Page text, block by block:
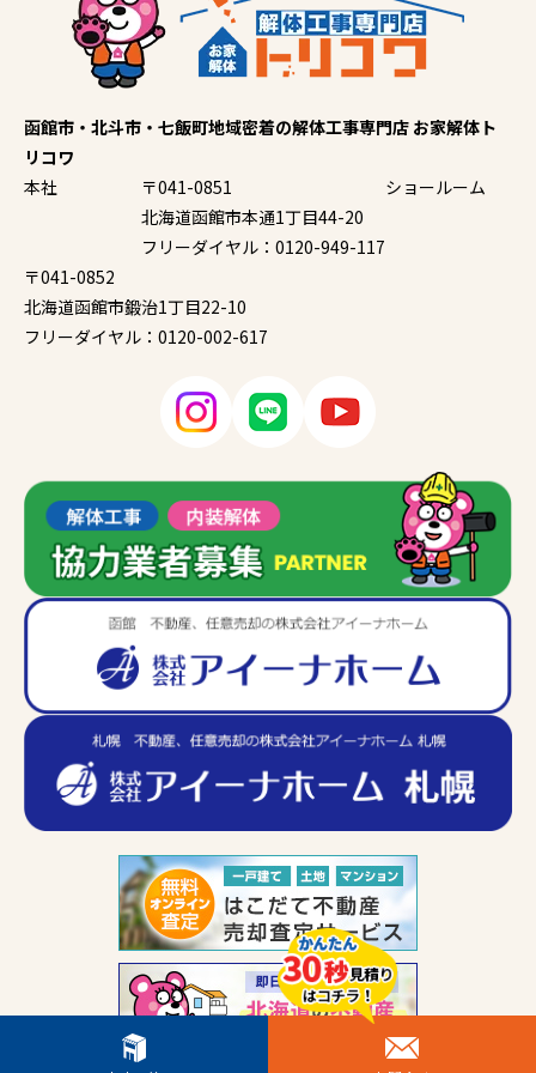
函館市・北斗市・七飯町地域密着の解体工事専門店 お家解体ト
リコワ
本社
〒041-0851
北海道函館市本通1丁目44-20
フリーダイヤル：0120-949-117
ショールーム
〒041-0852
北海道函館市鍛治1丁目22-10
フリーダイヤル：0120-002-617